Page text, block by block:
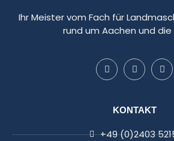
Ihr Meister vom Fach für
rund um Aachen und die
KONTAKT
+49 (0)2403